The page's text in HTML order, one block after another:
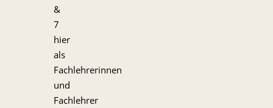
&
7
hier
als
Fachlehrerinnen
und
Fachlehrer